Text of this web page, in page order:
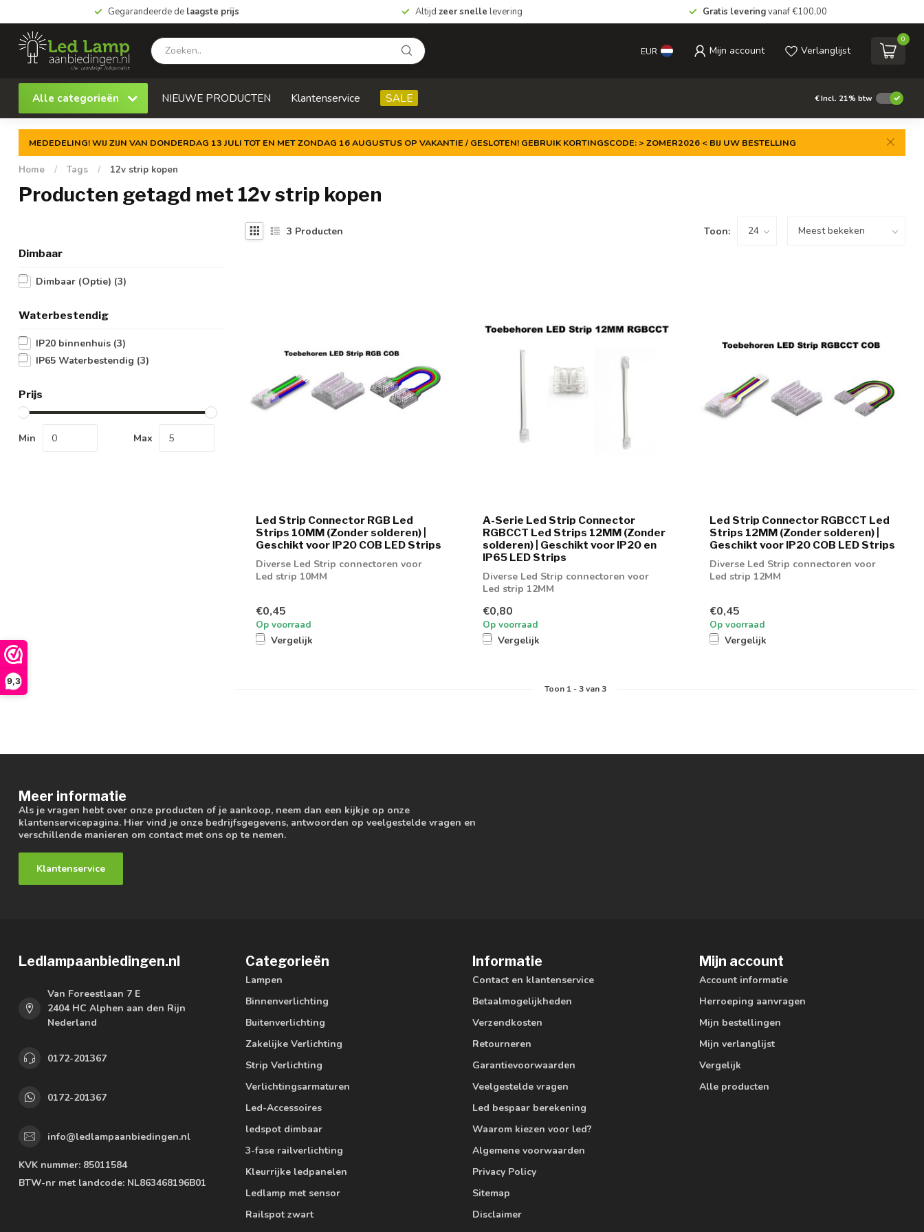
9,3
Gegarandeerde de laagste prijs Altijd zeer snelle levering Gratis leveringvanaf €100,00
EUR Mijn account Verlanglijst
0
Alle categorieën NIEUWE PRODUCTEN Klantenservice SALE €Incl. 21% btw
MEDEDELING! WIJ ZIJN VAN DONDERDAG 13 JULI TOT EN MET ZONDAG 16 AUGUSTUS OP VAKANTIE / GESLOTEN! GEBRUIK KORTINGSCODE: > ZOMER2026 < BIJ UW BESTELLING
Home / Tags / 12v strip kopen
Producten getagd met 12v strip kopen
Dimbaar
Dimbaar (Optie) (3)
Waterbestendig
IP20 binnenhuis (3)
IP65 Waterbestendig (3)
Prijs
Min Max
3 Producten Toon:
Led Strip Connector RGB Led
Strips 10MM (Zonder solderen) |
Geschikt voor IP20 COB LED Strips
Diverse Led Strip connectoren voor
Led strip 10MM
€0,45
Op voorraad
Vergelijk
A-Serie Led Strip Connector
RGBCCT Led Strips 12MM (Zonder
solderen) | Geschikt voor IP20 en
IP65 LED Strips
Diverse Led Strip connectoren voor
Led strip 12MM
€0,80
Op voorraad
Vergelijk
Led Strip Connector RGBCCT Led
Strips 12MM (Zonder solderen) |
Geschikt voor IP20 COB LED Strips
Diverse Led Strip connectoren voor
Led strip 12MM
€0,45
Op voorraad
Vergelijk
Toon 1-3van 3
Meer informatie
Als je vragen hebt over onze producten of je aankoop, neem dan een kijkje op onze
klantenservicepagina. Hier vind je onze bedrijfsgegevens, antwoorden op veelgestelde vragen en
verschillende manieren om contact met ons op te nemen.
Klantenservice
Ledlampaanbiedingen.nl
Van Foreestlaan 7 E
2404 HC Alphen aan den Rijn
Nederland
0172-201367
0172-201367
info@ledlampaanbiedingen.nl
KVK nummer: 85011584
BTW-nr met landcode: NL863468196B01
Categorieën
Lampen
Binnenverlichting
Buitenverlichting
Zakelijke Verlichting
Strip Verlichting
Verlichtingsarmaturen
Led-Accessoires
ledspot dimbaar
3-fase railverlichting
Kleurrijke ledpanelen
Ledlamp met sensor
Railspot zwart
Informatie
Contact en klantenservice
Betaalmogelijkheden
Verzendkosten
Retourneren
Garantievoorwaarden
Veelgestelde vragen
Led bespaar berekening
Waarom kiezen voor led?
Algemene voorwaarden
Privacy Policy
Sitemap
Disclaimer
Mijn account
Account informatie
Herroeping aanvragen
Mijn bestellingen
Mijn verlanglijst
Vergelijk
Alle producten